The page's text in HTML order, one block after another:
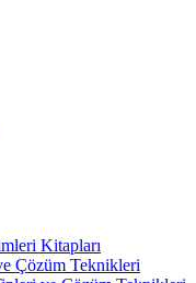
Kitapları
Çözüm Teknikleri